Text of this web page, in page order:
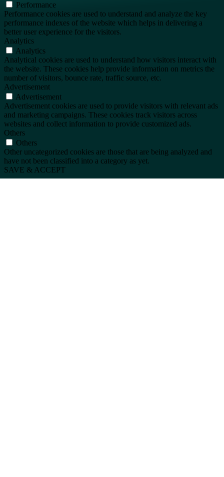
Performance
Performance cookies are used to understand and analyze the key
performance indexes of the website which helps in delivering a
better user experience for the visitors.
Analytics
Analytics
Analytical cookies are used to understand how visitors interact with
the website. These cookies help provide information on metrics the
number of visitors, bounce rate, traffic source, etc.
Advertisement
Advertisement
Advertisement cookies are used to provide visitors with relevant ads
and marketing campaigns. These cookies track visitors across
websites and collect information to provide customized ads.
Others
Others
Other uncategorized cookies are those that are being analyzed and
have not been classified into a category as yet.
SAVE & ACCEPT